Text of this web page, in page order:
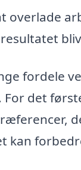
overlade
fordele
det
kan